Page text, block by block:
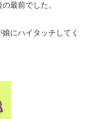
最前でした。
にハイタッチしてく